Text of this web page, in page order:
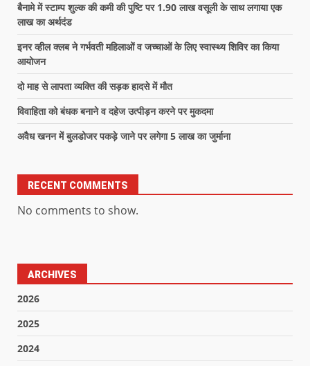
बैनामे में स्टाम्प शुल्क की कमी की पुष्टि पर 1.90 लाख वसूली के साथ लगाया एक
लाख का अर्थदंड
इनर व्हील क्लब ने गर्भवती महिलाओं व जच्चाओं के लिए स्वास्थ्य शिविर का किया
आयोजन
दो माह से लापता व्यक्ति की सड़क हादसे में मौत
विवाहिता को बंधक बनाने व दहेज उत्पीड़न करने पर मुकदमा
अवैध खनन में बुलडोजर पकड़े जाने पर लगेगा 5 लाख का जुर्माना
RECENT COMMENTS
No comments to show.
ARCHIVES
2026
2025
2024